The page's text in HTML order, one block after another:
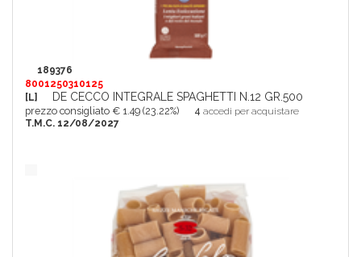
189376
8001250310125
[L]
DE CECCO INTEGRALE SPAGHETTI N.12 GR.500
prezzo consigliato € 1.49 (23.22%) 4 accedi per acquistare
T.M.C. 12/08/2027